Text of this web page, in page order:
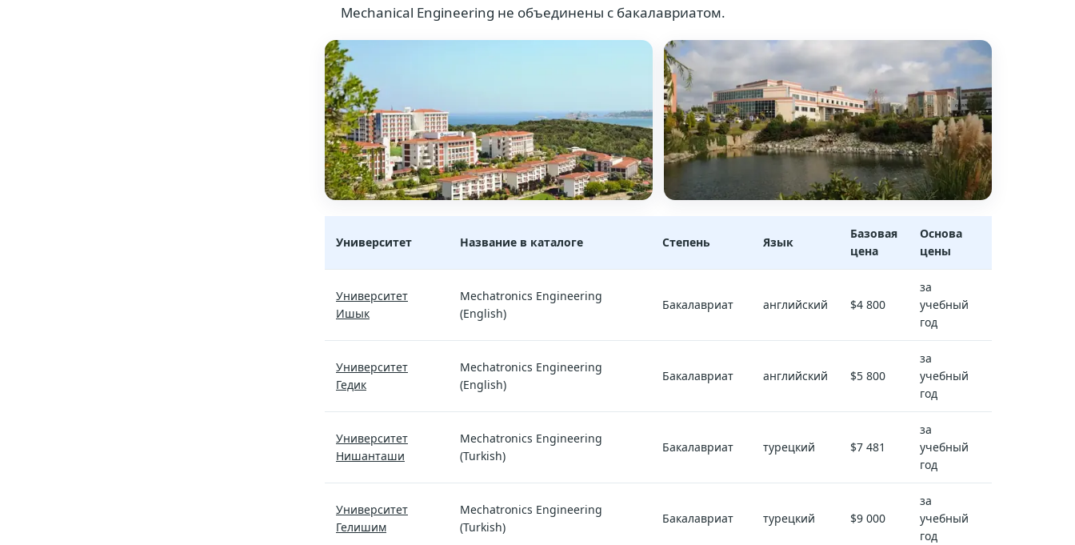
Mechanical Engineering не объединены с бакалавриатом.
Университет Название в каталоге Степень Язык
Базовая
цена
Основа
цены
Университет
Ишык
Mechatronics Engineering
(English)
Бакалавриат английский $4 800
за
учебный
год
Университет
Гедик
Mechatronics Engineering
(English)
Бакалавриат английский $5 800
за
учебный
год
Университет
Нишанташи
Mechatronics Engineering
(Turkish)
Бакалавриат турецкий $7 481
за
учебный
год
Университет
Гелишим
Mechatronics Engineering
(Turkish)
Бакалавриат турецкий $9 000
за
учебный
год